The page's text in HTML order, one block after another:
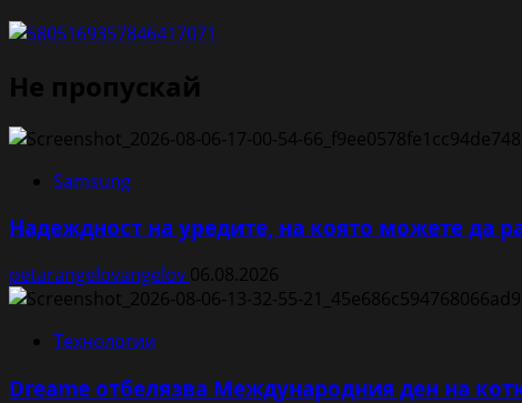
Не пропускай
Samsung
Надеждност на уредите, на която можете да
petarangelovangelov 06.08.2026
Технологии
Dreame отбелязва Международния ден на